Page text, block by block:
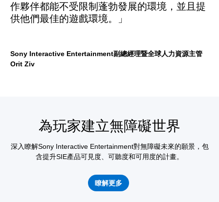
作夥伴都能不受限制蓬勃發展的環境，並且提
供他們最佳的遊戲環境。」
Sony Interactive Entertainment副總經理暨全球人力資源主管
Orit Ziv
為玩家建立無障礙世界
深入瞭解Sony Interactive Entertainment對無障礙未來的願景，包
含提升SIE產品可見度、可聽度和可用度的計畫。
瞭解更多